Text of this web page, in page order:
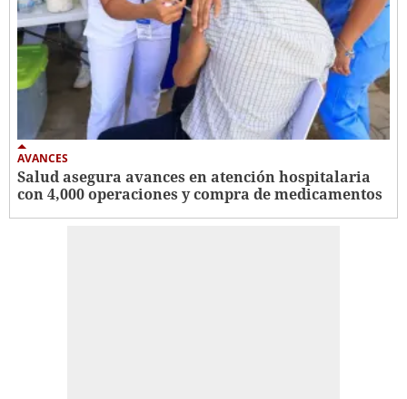
AVANCES
Salud asegura avances en atención hospitalaria
con 4,000 operaciones y compra de medicamentos